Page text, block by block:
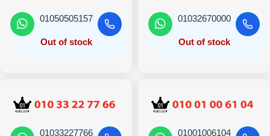
01032670000
Out of stock
01050505157
Out of stock
01001006104
01033227766